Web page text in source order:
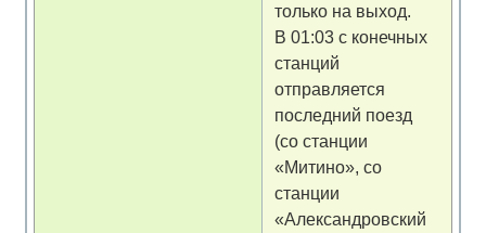
только на выход.
В 01:03 с конечных
станций
отправляется
последний поезд
(со станции
«Митино», со
станции
«Александровский